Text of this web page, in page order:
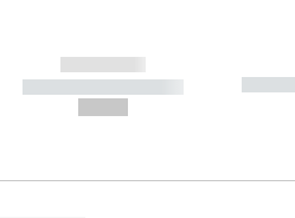
------------
----------- -----------